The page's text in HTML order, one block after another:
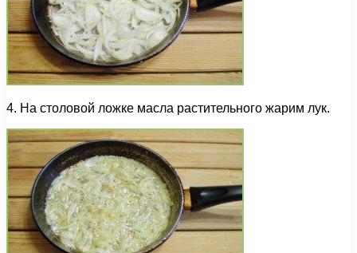
4. На столовой ложке масла растительного жарим лук.